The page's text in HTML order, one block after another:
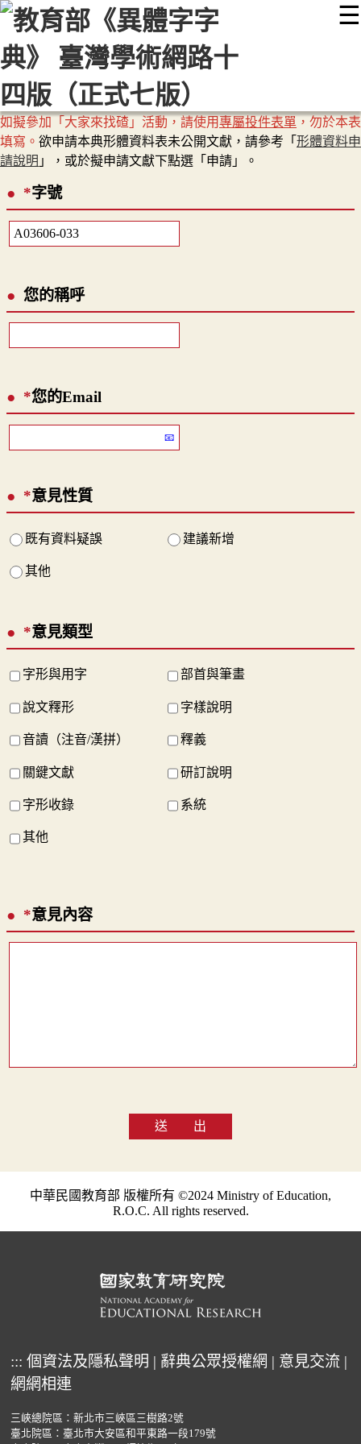
☰
::: 最新消息 常見問題 編輯說明
顯示模式
網站導覽
如擬參加「大家來找碴」活動，請使用專屬投件表單 ，勿於本表
填寫。 欲申請本典形體資料表未公開文獻，請參考「 形體資料申
請說明 」，或於擬申請文獻下點選「申請」。
*字號
您的稱呼
*您的Email
*意見性質
既有資料疑誤 建議新增
其他
*意見類型
字形與用字 部首與筆畫
說文釋形 字樣說明
音讀（注音/漢拼） 釋義
關鍵文獻 研訂說明
字形收錄 系統
其他
*意見內容
送 出
中華民國教育部 版權所有 ©2024 Ministry of Education,
R.O.C. All rights reserved.
::: 個資法及隱私聲明 | 辭典公眾授權網 | 意見交流 |
網網相連
三峽總院區：新北市三峽區三樹路2號
臺北院區：臺北市大安區和平東路一段179號